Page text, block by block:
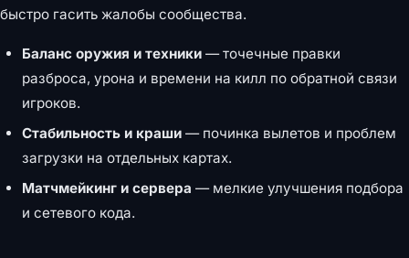
быстро гасить жалобы сообщества.
Баланс оружия и техники — точечные правки
разброса, урона и времени на килл по обратной связи
игроков.
Стабильность и краши — починка вылетов и проблем
загрузки на отдельных картах.
Матчмейкинг и сервера — мелкие улучшения подбора
и сетевого кода.